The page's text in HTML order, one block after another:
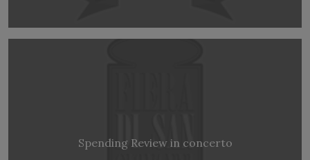
Spending Review in concerto